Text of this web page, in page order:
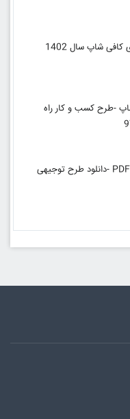
طرح توجیهی احداث و راه اندازی کافی شاپ سال 1402
-طرح کسب و کار راه
دانلود طرح توجیهی کافی شاپ PDF -دانلود طرح توجیهی